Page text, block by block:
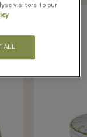
visitors to our
ALL